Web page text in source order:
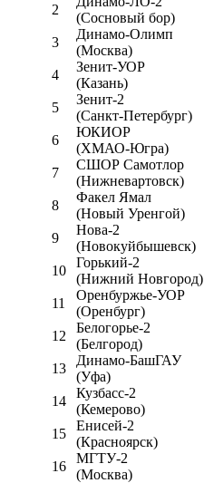
2
(Сосновый бор)
3
Динамо-Олимп
(Москва)
4
Зенит-УОР
(Казань)
5
Зенит-2
(Санкт-Петербург)
6
ЮКИОР
(ХМАО-Югра)
7
СШОР Самотлор
(Нижневартовск)
8
Факел Ямал
(Новый Уренгой)
9
Нова-2
(Новокуйбышевск)
10
Горький-2
(Нижний Новгород)
11
Оренбуржье-УОР
(Оренбург)
12
Белогорье-2
(Белгород)
13
Динамо-БашГАУ
(Уфа)
14
Кузбасс-2
(Кемерово)
15
Енисей-2
(Красноярск)
16
МГТУ-2
(Москва)